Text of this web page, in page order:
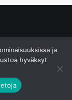
ja
hyväksyt